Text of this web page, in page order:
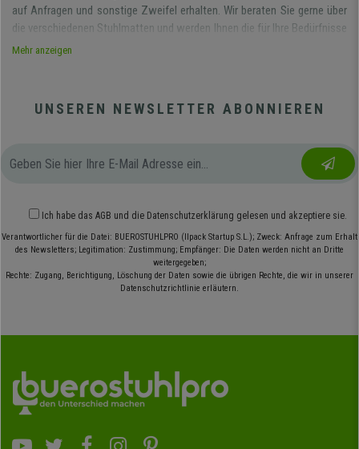
auf Anfragen und sonstige Zweifel erhalten. Wir beraten Sie gerne über
die verschiedenen Stuhlmatten und werden Ihnen die für Ihre Bedürfnisse
am besten geeigneten Fußmatten empfehlen.
Bodenart verwendet werden und bestehen aus Polycarbonat und
Unsere Matten haben den großen Vorteil, dass sie aus Polycarbonat
hergestellt sind, das nicht nur recycelbar ist, sondern auch langfristig
nicht brüchig wird oder Verformungen erleidet, nicht vergilbt und
außerdem geruchsneutral ist. Der große Vorteil bei der Nutzung von
Polycarbonat-Schutzmatten ist, dass sich der Bürostuhl besser rollen
lässt und der Boden vor Abnutzung und Kratzern, die die Rollen
weiter.
Mehr anzeigen
UNSEREN NEWSLETTER ABONNIEREN
Ich habe das AGB und die Datenschutzerklärung gelesen und akzeptiere sie.
Verantwortlicher für die Datei: BUEROSTUHLPRO (Ilpack Startup S.L.); Zweck: Anfrage zum Erhalt
des Newsletters; Legitimation: Zustimmung; Empfänger: Die Daten werden nicht an Dritte
weitergegeben;
Rechte: Zugang, Berichtigung, Löschung der Daten sowie die übrigen Rechte, die wir in unserer
Datenschutzrichtlinie erläutern.